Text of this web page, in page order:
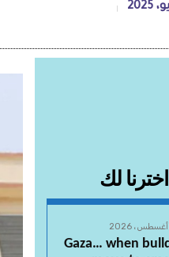
اخترنا لك
Gaza… when